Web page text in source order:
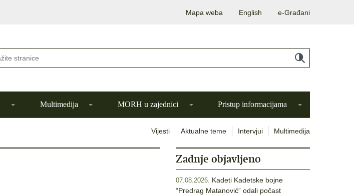
Mapa weba English e-Građani
Multimedija MORH u zajednici Pristup informacijama
Vijesti Aktualne teme Intervjui Multimedija
Zadnje objavljeno
07.08.2026. Kadeti Kadetske bojne
“Predrag Matanović” odali počast